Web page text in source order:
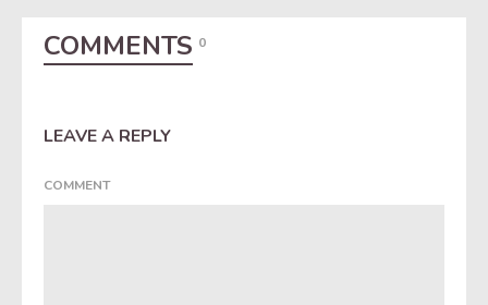
COMMENTS 0
LEAVE A REPLY
COMMENT